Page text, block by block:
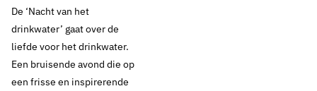
De ‘Nacht van het
drinkwater’ gaat over de
liefde voor het drinkwater.
Een bruisende avond die op
een frisse en inspirerende